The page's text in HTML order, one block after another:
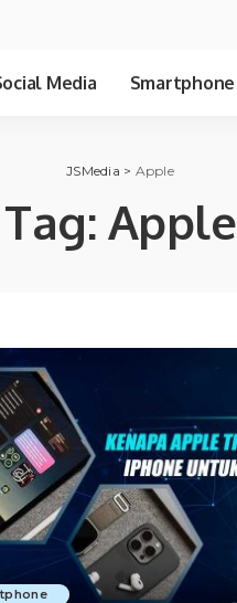
Media Smartphone
JSMedia > Apple
Tag: Apple